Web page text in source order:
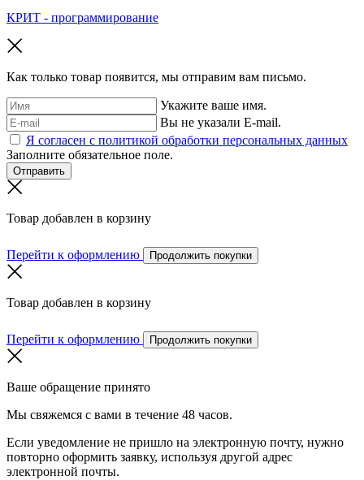
КРИТ - программирование
Как только товар появится, мы отправим вам письмо.
Укажите ваше имя.
Вы не указали E-mail.
Я согласен с политикой обработки персональных данных
Заполните обязательное поле.
Отправить
Товар добавлен в корзину
Перейти к оформлению Продолжить покупки
Товар добавлен в корзину
Перейти к оформлению Продолжить покупки
Ваше обращение принято
Мы свяжемся с вами в течение 48 часов.
Если уведомление не пришло на электронную почту, нужно
повторно оформить заявку, используя другой адрес
электронной почты.